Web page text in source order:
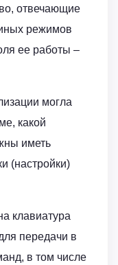
отвечающие
режимов
ее работы –
могла
какой
иметь
(настройки)
клавиатура
передачи в
в том числе